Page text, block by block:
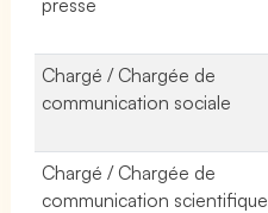
Chargé / Chargée de
communication sociale
Chargé / Chargée de
communication scientifique